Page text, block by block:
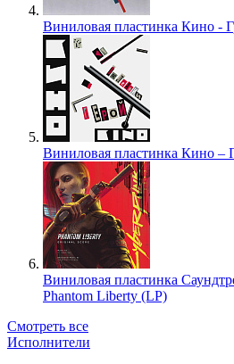
Виниловая пластинка Кино -
Виниловая пластинка Кино –
Виниловая пластинка
Phantom Liberty (LP)
Смотреть все
Исполнители